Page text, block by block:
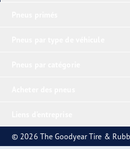
© 2026 The Goodyear Tire &